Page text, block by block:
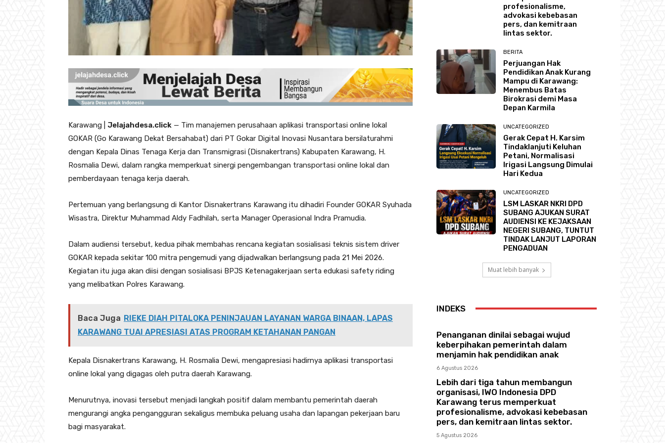
‎Karawang | Jelajahdesa.click — Tim manajemen perusahaan aplikasi transportasi online lokal
GOKAR (Go Karawang Dekat Bersahabat) dari PT Gokar Digital Inovasi Nusantara bersilaturahmi
dengan Kepala Dinas Tenaga Kerja dan Transmigrasi (Disnakertrans) Kabupaten Karawang, H.
Rosmalia Dewi, dalam rangka memperkuat sinergi pengembangan transportasi online lokal dan
pemberdayaan tenaga kerja daerah.
‎‎Pertemuan yang berlangsung di Kantor Disnakertrans Karawang itu dihadiri Founder GOKAR Syuhada
Wisastra, Direktur Muhammad Aldy Fadhilah, serta Manager Operasional Indra Pramudia.
‎‎Dalam audiensi tersebut, kedua pihak membahas rencana kegiatan sosialisasi teknis sistem driver
GOKAR kepada sekitar 100 mitra pengemudi yang dijadwalkan berlangsung pada 21 Mei 2026.
Kegiatan itu juga akan diisi dengan sosialisasi BPJS Ketenagakerjaan serta edukasi safety riding
yang melibatkan Polres Karawang.
Baca Juga RIEKE DIAH PITALOKA PENINJAUAN LAYANAN WARGA BINAAN, LAPAS
KARAWANG TUAI APRESIASI ATAS PROGRAM KETAHANAN PANGAN
‎‎Kepala Disnakertrans Karawang, H. Rosmalia Dewi, mengapresiasi hadirnya aplikasi transportasi
online lokal yang digagas oleh putra daerah Karawang.
‎Menurutnya, inovasi tersebut menjadi langkah positif dalam membantu pemerintah daerah
mengurangi angka pengangguran sekaligus membuka peluang usaha dan lapangan pekerjaan baru
bagi masyarakat.
profesionalisme,
advokasi kebebasan
pers, dan kemitraan
lintas sektor.
BERITA
Perjuangan Hak
Pendidikan Anak Kurang
Mampu di Karawang:
Menembus Batas
Birokrasi demi Masa
Depan Karmila
UNCATEGORIZED
Gerak Cepat H. Karsim
Tindaklanjuti Keluhan
Petani, Normalisasi
Irigasi Langsung Dimulai
Hari Kedua
UNCATEGORIZED
LSM LASKAR NKRI DPD
SUBANG AJUKAN SURAT
AUDIENSI KE KEJAKSAAN
NEGERI SUBANG, TUNTUT
TINDAK LANJUT LAPORAN
PENGADUAN
Muat lebih banyak
INDEKS
Penanganan dinilai sebagai wujud
keberpihakan pemerintah dalam
menjamin hak pendidikan anak
6 Agustus 2026
Lebih dari tiga tahun membangun
organisasi, IWO Indonesia DPD
Karawang terus memperkuat
profesionalisme, advokasi kebebasan
pers, dan kemitraan lintas sektor.
5 Agustus 2026